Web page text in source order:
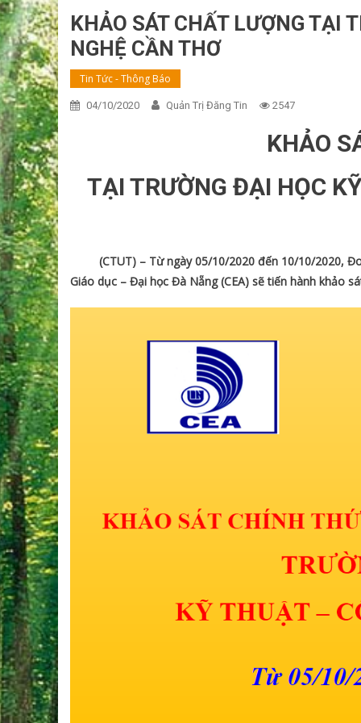
KHẢO SÁT CHẤT LƯỢNG TẠI
NGHỆ CẦN THƠ
Tin Tức - Thông Báo
04/10/2020 Quản Trị Đăng Tin 2547
KHẢO
TẠI TRƯỜNG ĐẠI HỌC
(CTUT) – Từ ngày 05/10/2020 đến 10/10/2020,
Giáo dục – Đại học Đà Nẵng (CEA) sẽ tiến hành khảo